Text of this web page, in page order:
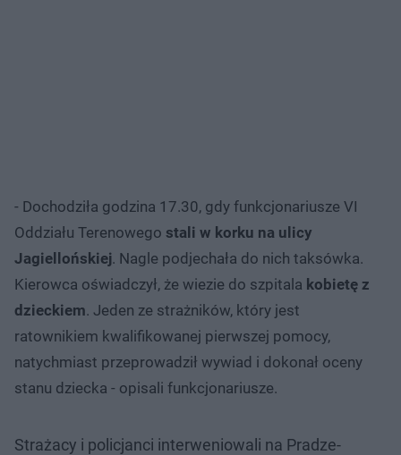
- Dochodziła godzina 17.30, gdy funkcjonariusze VI
Oddziału Terenowego stali w korku na ulicy
Jagiellońskiej. Nagle podjechała do nich taksówka.
Kierowca oświadczył, że wiezie do szpitala kobietę z
dzieckiem. Jeden ze strażników, który jest
ratownikiem kwalifikowanej pierwszej pomocy,
natychmiast przeprowadził wywiad i dokonał oceny
stanu dziecka - opisali funkcjonariusze.
Strażacy i policjanci interweniowali na Pradze-